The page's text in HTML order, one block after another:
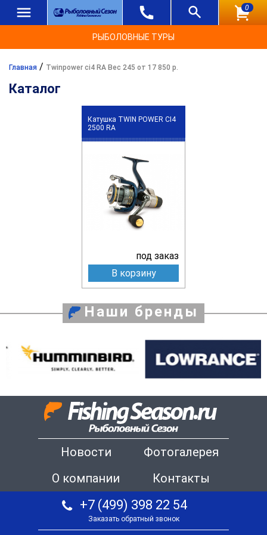
0
РЫБОЛОВНЫЕ ТУРЫ
Главная / Twinpower ci4 RA Вес 245 от 17 850 р.
Каталог
Катушка TWIN POWER CI4
2500 RA
под заказ
В корзину
Наши бренды
Новости
Фотогалерея
О компании
Контакты
+7 (499) 398 22 54
Заказать обратный звонок